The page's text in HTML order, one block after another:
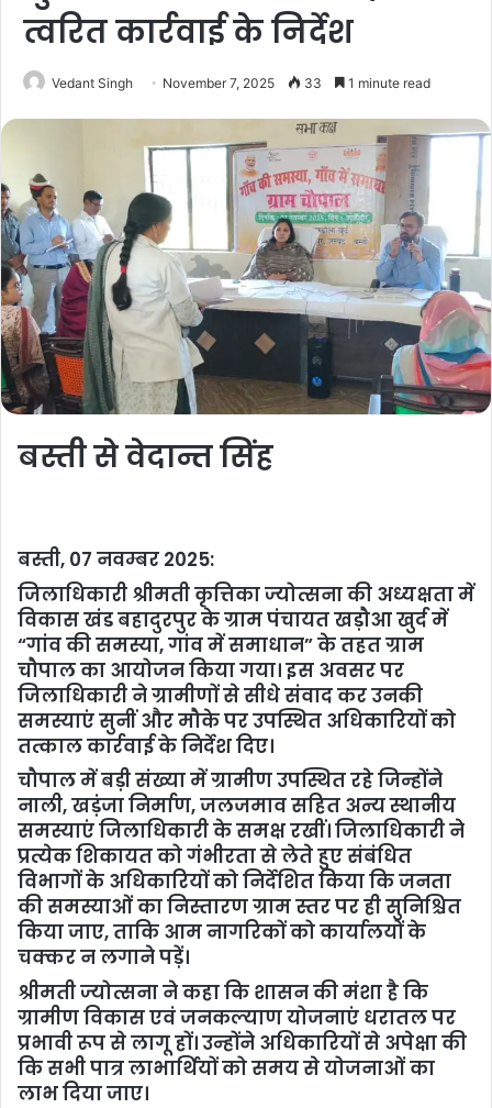
त्वरित कार्रवाई के निर्देश
Vedant Singh November 7, 2025 33 1 minute read
बस्ती से वेदान्त सिंह
बस्ती, 07 नवम्बर 2025:
जिलाधिकारी श्रीमती कृत्तिका ज्योत्सना की अध्यक्षता में
विकास खंड बहादुरपुर के ग्राम पंचायत खड़ौआ खुर्द में
“गांव की समस्या, गांव में समाधान” के तहत ग्राम
चौपाल का आयोजन किया गया। इस अवसर पर
जिलाधिकारी ने ग्रामीणों से सीधे संवाद कर उनकी
समस्याएं सुनीं और मौके पर उपस्थित अधिकारियों को
तत्काल कार्रवाई के निर्देश दिए।
चौपाल में बड़ी संख्या में ग्रामीण उपस्थित रहे जिन्होंने
नाली, खड़ंजा निर्माण, जलजमाव सहित अन्य स्थानीय
समस्याएं जिलाधिकारी के समक्ष रखीं। जिलाधिकारी ने
प्रत्येक शिकायत को गंभीरता से लेते हुए संबंधित
विभागों के अधिकारियों को निर्देशित किया कि जनता
की समस्याओं का निस्तारण ग्राम स्तर पर ही सुनिश्चित
किया जाए, ताकि आम नागरिकों को कार्यालयों के
चक्कर न लगाने पड़ें।
श्रीमती ज्योत्सना ने कहा कि शासन की मंशा है कि
ग्रामीण विकास एवं जनकल्याण योजनाएं धरातल पर
प्रभावी रूप से लागू हों। उन्होंने अधिकारियों से अपेक्षा की
कि सभी पात्र लाभार्थियों को समय से योजनाओं का
लाभ दिया जाए।